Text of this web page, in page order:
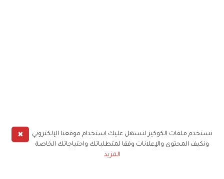
✖
نستخدم ملفات الكوكيز لنسهل عليك استخدام موقعنا الإلكتروني
ونكيف المحتوى والإعلانات وفقا لمتطلباتك واحتياجاتك الخاصة
المزيد